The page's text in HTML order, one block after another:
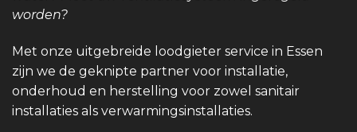
worden?
Met onze uitgebreide loodgieter service in Essen
zijn we de geknipte partner voor installatie,
onderhoud en herstelling voor zowel sanitair
installaties als verwarmingsinstallaties.